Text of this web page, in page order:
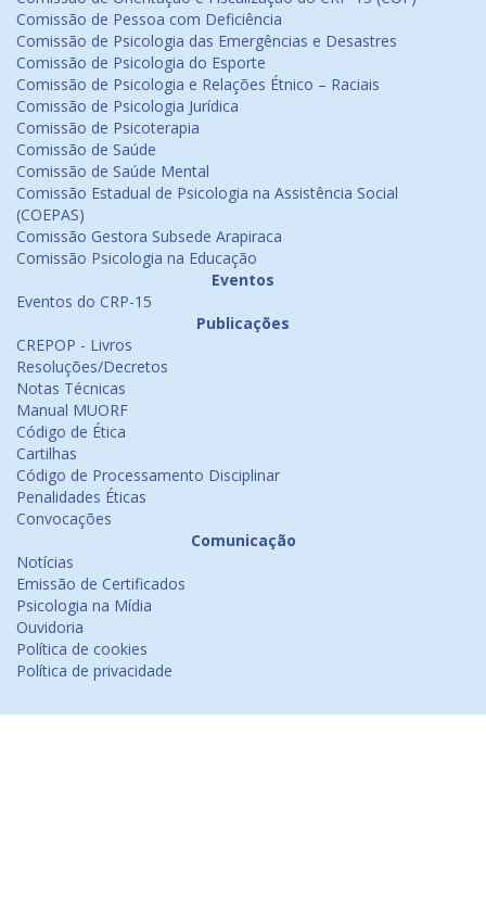
Comissão de Pessoa com Deficiência
Comissão de Psicologia das Emergências e Desastres
Comissão de Psicologia do Esporte
Comissão de Psicologia e Relações Étnico – Raciais
Comissão de Psicologia Jurídica
Comissão de Psicoterapia
Comissão de Saúde
Comissão de Saúde Mental
Comissão Estadual de Psicologia na Assistência Social
(COEPAS)
Comissão Gestora Subsede Arapiraca
Comissão Psicologia na Educação
Eventos
Eventos do CRP-15
Publicações
CREPOP - Livros
Resoluções/Decretos
Notas Técnicas
Manual MUORF
Código de Ética
Cartilhas
Código de Processamento Disciplinar
Penalidades Éticas
Convocações
Comunicação
Notícias
Emissão de Certificados
Psicologia na Mídia
Ouvidoria
Política de cookies
Política de privacidade